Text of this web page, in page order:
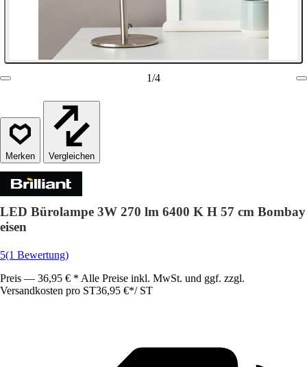
1/4
Vergleichen
LED Bürolampe 3W 270 lm 6400 K H 57 cm Bombay
eisen
5(1 Bewertung)
Preis — 36,95 € * Alle Preise inkl. MwSt. und ggf. zzgl.
Versandkosten pro ST36,95 €*/ ST